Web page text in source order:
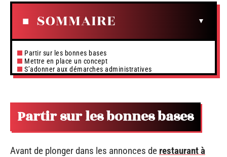
SOMMAIRE
Partir sur les bonnes bases
Mettre en place un concept
S’adonner aux démarches administratives
Partir sur les bonnes bases
Avant de plonger dans les annonces de restaurant à